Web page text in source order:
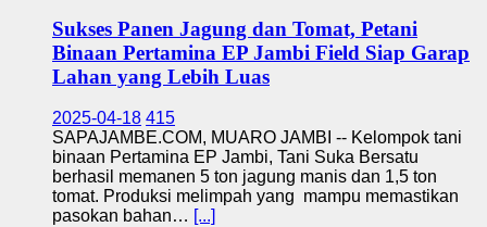
Sukses Panen Jagung dan Tomat, Petani
Binaan Pertamina EP Jambi Field Siap Garap
Lahan yang Lebih Luas
2025-04-18 415
SAPAJAMBE.COM, MUARO JAMBI -- Kelompok tani
binaan Pertamina EP Jambi, Tani Suka Bersatu
berhasil memanen 5 ton jagung manis dan 1,5 ton
tomat. Produksi melimpah yang mampu memastikan
pasokan bahan… [...]